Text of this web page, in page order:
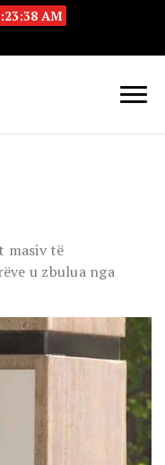
AM
masiv të
u zbulua nga